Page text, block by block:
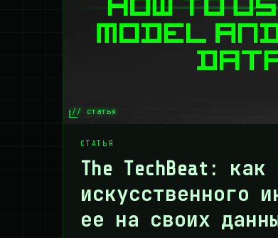
// статья
СТАТЬЯ
The TechBeat:
искусственного
ее на своих